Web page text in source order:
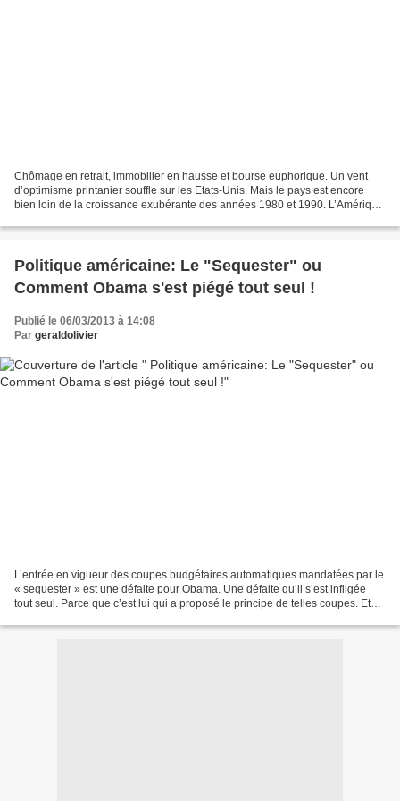
Chômage en retrait, immobilier en hausse et bourse euphorique. Un vent
d’optimisme printanier souffle sur les Etats-Unis. Mais le pays est encore
bien loin de la croissance exubérante des années 1980 et 1990. L’Amérique
Politique américaine: Le "Sequester" ou
Comment Obama s'est piégé tout seul !
Publié le 06/03/2013 à 14:08
Par geraldolivier
L’entrée en vigueur des coupes budgétaires automatiques mandatées par le
« sequester » est une défaite pour Obama. Une défaite qu’il s’est infligée
tout seul. Parce que c’est lui qui a proposé le principe de telles coupes. Et